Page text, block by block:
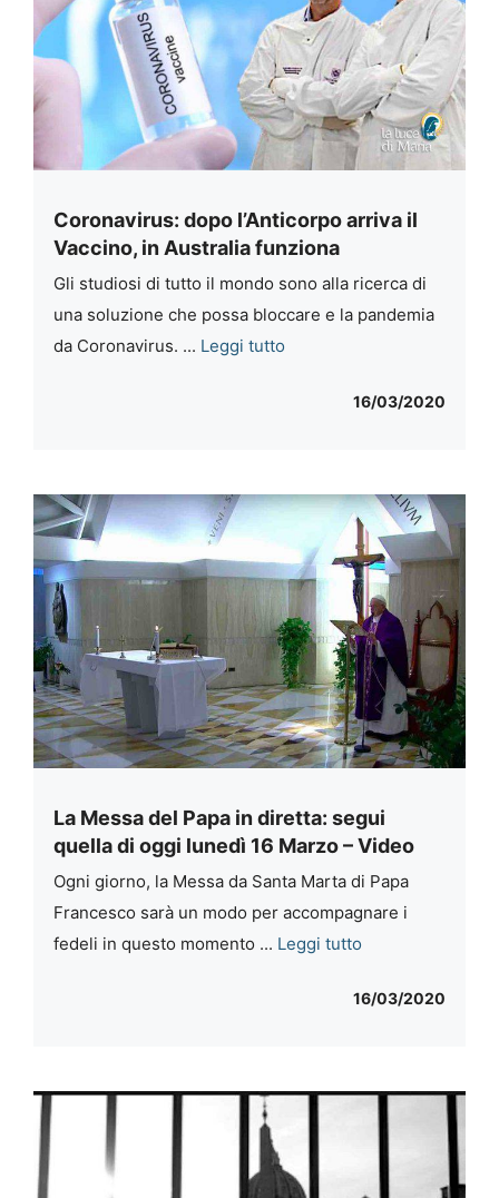
Coronavirus: dopo l’Anticorpo arriva il
Vaccino, in Australia funziona
Gli studiosi di tutto il mondo sono alla ricerca di
una soluzione che possa bloccare e la pandemia
da Coronavirus. ... Leggi tutto
16/03/2020
La Messa del Papa in diretta: segui
quella di oggi lunedì 16 Marzo – Video
Ogni giorno, la Messa da Santa Marta di Papa
Francesco sarà un modo per accompagnare i
fedeli in questo momento ... Leggi tutto
16/03/2020